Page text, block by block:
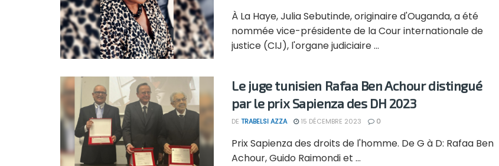
À La Haye, Julia Sebutinde, originaire d'Ouganda, a été
nommée vice-présidente de la Cour internationale de
justice (CIJ), l'organe judiciaire ...
Le juge tunisien Rafaa Ben Achour distingué
par le prix Sapienza des DH 2023
DE TRABELSI AZZA 15 DÉCEMBRE 2023 0
Prix Sapienza des droits de l'homme. De G à D: Rafaa Ben
Achour, Guido Raimondi et ...